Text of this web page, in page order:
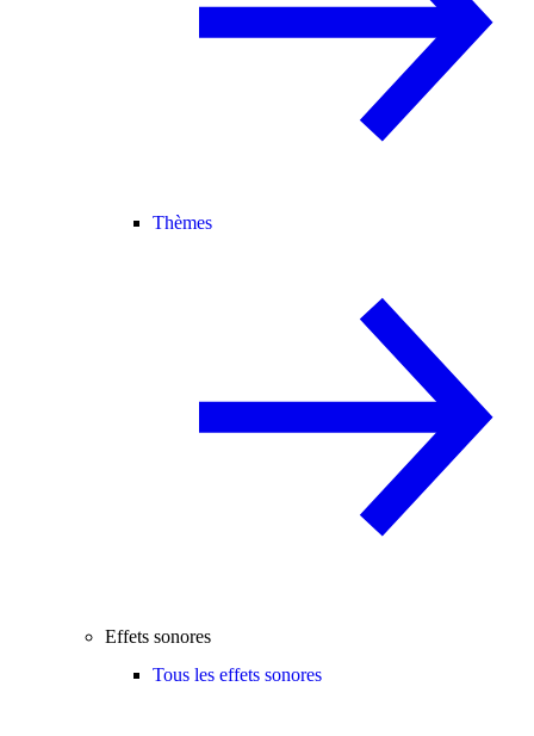
Thèmes
Effets sonores
Tous les effets sonores